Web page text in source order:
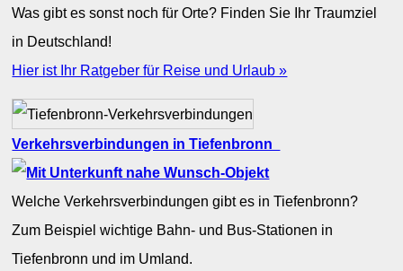
Was gibt es sonst noch für Orte? Finden Sie Ihr Traumziel
in Deutschland!
Hier ist Ihr Ratgeber für Reise und Urlaub »
Verkehrsverbindungen in Tiefenbronn
Welche Verkehrsverbindungen gibt es in Tiefenbronn?
Zum Beispiel wichtige Bahn- und Bus-Stationen in
Tiefenbronn und im Umland.